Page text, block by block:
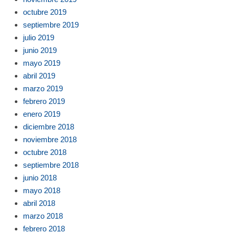
octubre 2019
septiembre 2019
julio 2019
junio 2019
mayo 2019
abril 2019
marzo 2019
febrero 2019
enero 2019
diciembre 2018
noviembre 2018
octubre 2018
septiembre 2018
junio 2018
mayo 2018
abril 2018
marzo 2018
febrero 2018